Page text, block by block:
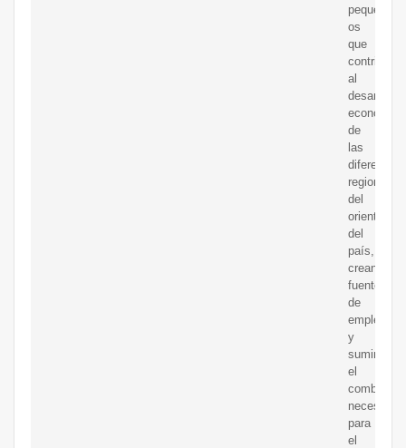
peque?
os
que
al
desarrollo
económico
de
las
diferentes
regiones
del
oriente
del
país,
creando
fuentes
de
empleo
y
el
necesario
para
el